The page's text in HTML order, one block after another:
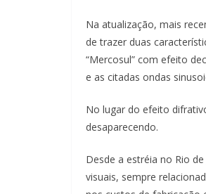
Na atualização, mais
de trazer duas
“Mercosul” com efeito
e as citadas ondas
No lugar do efeito
desaparecendo.
Desde a estréia no Rio
visuais, sempre